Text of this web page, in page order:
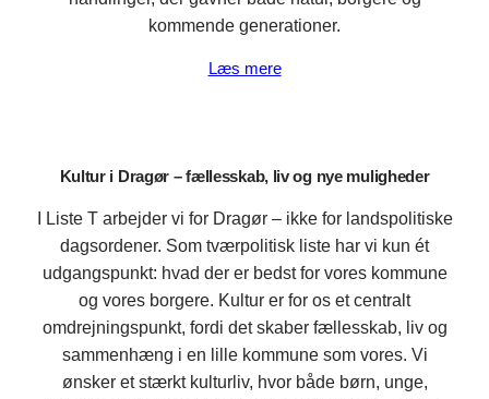
kommende generationer.
Læs mere
Kultur i Dragør – fællesskab, liv og nye muligheder
I Liste T arbejder vi for Dragør – ikke for landspolitiske
dagsordener. Som tværpolitisk liste har vi kun ét
udgangspunkt: hvad der er bedst for vores kommune
og vores borgere. Kultur er for os et centralt
omdrejningspunkt, fordi det skaber fællesskab, liv og
sammenhæng i en lille kommune som vores. Vi
ønsker et stærkt kulturliv, hvor både børn, unge,